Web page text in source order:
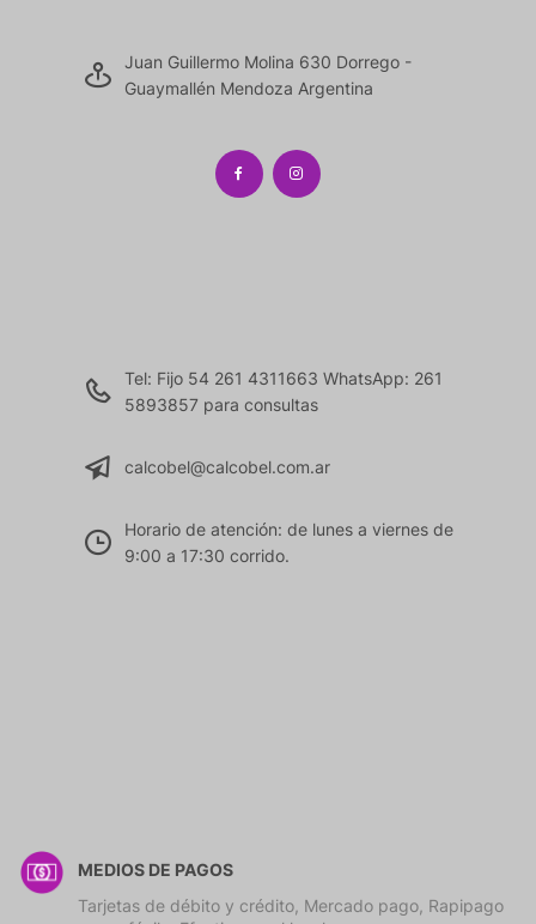
Juan Guillermo Molina 630 Dorrego -
Guaymallén Mendoza Argentina
Tel: Fijo 54 261 4311663 WhatsApp: 261
5893857 para consultas
calcobel@calcobel.com.ar
Horario de atención: de lunes a viernes de
9:00 a 17:30 corrido.
MEDIOS DE PAGOS
Tarjetas de débito y crédito, Mercado pago, Rapipago